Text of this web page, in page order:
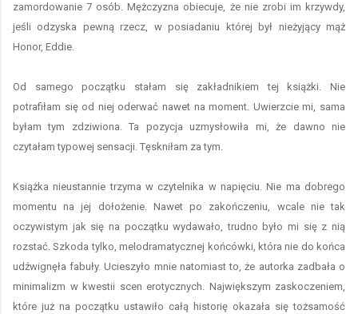
zamordowanie 7 osób. Mężczyzna obiecuje, że nie zrobi im krzywdy,
jeśli odzyska pewną rzecz, w posiadaniu której był nieżyjący mąż
Honor, Eddie.
Od samego początku stałam się zakładnikiem tej książki. Nie
potrafiłam się od niej oderwać nawet na moment. Uwierzcie mi, sama
byłam tym zdziwiona. Ta pozycja uzmysłowiła mi, że dawno nie
czytałam typowej sensacji. Tęskniłam za tym.
Książka nieustannie trzyma w czytelnika w napięciu. Nie ma dobrego
momentu na jej dołożenie. Nawet po zakończeniu, wcale nie tak
oczywistym jak się na początku wydawało, trudno było mi się z nią
rozstać. Szkoda tylko, melodramatycznej końcówki, która nie do końca
udźwignęła fabuły. Ucieszyło mnie natomiast to, że autorka zadbała o
minimalizm w kwestii scen erotycznych. Największym zaskoczeniem,
które już na początku ustawiło całą historię okazała się tożsamość